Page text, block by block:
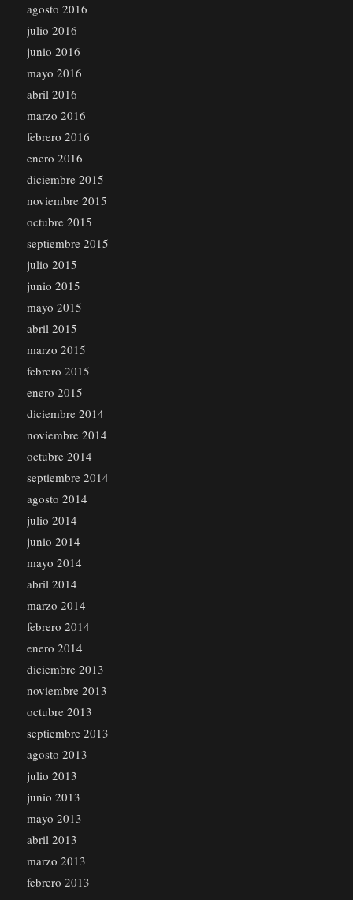
agosto 2016
julio 2016
junio 2016
mayo 2016
abril 2016
marzo 2016
febrero 2016
enero 2016
diciembre 2015
noviembre 2015
octubre 2015
septiembre 2015
julio 2015
junio 2015
mayo 2015
abril 2015
marzo 2015
febrero 2015
enero 2015
diciembre 2014
noviembre 2014
octubre 2014
septiembre 2014
agosto 2014
julio 2014
junio 2014
mayo 2014
abril 2014
marzo 2014
febrero 2014
enero 2014
diciembre 2013
noviembre 2013
octubre 2013
septiembre 2013
agosto 2013
julio 2013
junio 2013
mayo 2013
abril 2013
marzo 2013
febrero 2013